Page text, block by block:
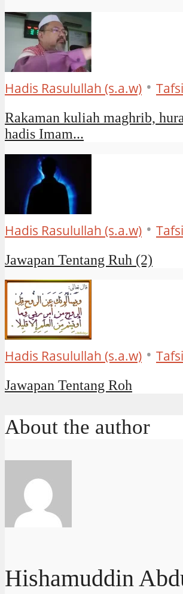
Hadis Rasulullah (s.a.w) •
Rakaman kuliah maghrib,
hadis Imam...
Hadis Rasulullah (s.a.w) •
Jawapan Tentang Ruh (2)
Hadis Rasulullah (s.a.w) •
Jawapan Tentang Roh
About the author
Hishamuddin